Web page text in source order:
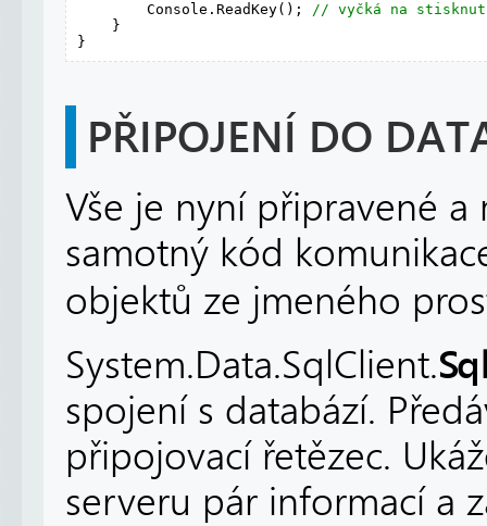
        Console.ReadKey();
// vyčká na
    }
}
PŘIPOJENÍ DO
Vše je nyní připravené
samotný kód
objektů ze jmeného
System.Data.SqlClient.
spojení s databází.
připojovací řetězec.
serveru pár informací a